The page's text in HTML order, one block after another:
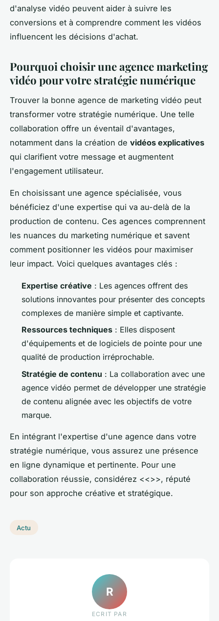
d'analyse vidéo peuvent aider à suivre les
conversions et à comprendre comment les vidéos
influencent les décisions d'achat.
Pourquoi choisir une agence marketing
vidéo pour votre stratégie numérique
Trouver la bonne agence de marketing vidéo peut
transformer votre stratégie numérique. Une telle
collaboration offre un éventail d'avantages,
notamment dans la création de vidéos explicatives
qui clarifient votre message et augmentent
l'engagement utilisateur.
En choisissant une agence spécialisée, vous
bénéficiez d'une expertise qui va au-delà de la
production de contenu. Ces agences comprennent
les nuances du marketing numérique et savent
comment positionner les vidéos pour maximiser
leur impact. Voici quelques avantages clés :
Expertise créative : Les agences offrent des
solutions innovantes pour présenter des concepts
complexes de manière simple et captivante.
Ressources techniques : Elles disposent
d'équipements et de logiciels de pointe pour une
qualité de production irréprochable.
Stratégie de contenu : La collaboration avec une
agence vidéo permet de développer une stratégie
de contenu alignée avec les objectifs de votre
marque.
En intégrant l'expertise d'une agence dans votre
stratégie numérique, vous assurez une présence
en ligne dynamique et pertinente. Pour une
collaboration réussie, considérez <<>>, réputé
pour son approche créative et stratégique.
Actu
R
ECRIT PAR